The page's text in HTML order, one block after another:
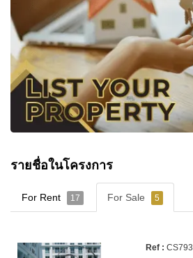
รายชื่อในโครงการ
For Rent 17 For Sale 5
CS793